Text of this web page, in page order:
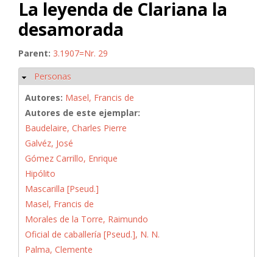
La leyenda de Clariana la
desamorada
Parent: 3.1907=Nr. 29
Ocultar
Personas
Autores: Masel, Francis de
Autores de este ejemplar:
Baudelaire, Charles Pierre
Galvéz, José
Gómez Carrillo, Enrique
Hipólito
Mascarilla [Pseud.]
Masel, Francis de
Morales de la Torre, Raimundo
Oficial de caballería [Pseud.], N. N.
Palma, Clemente